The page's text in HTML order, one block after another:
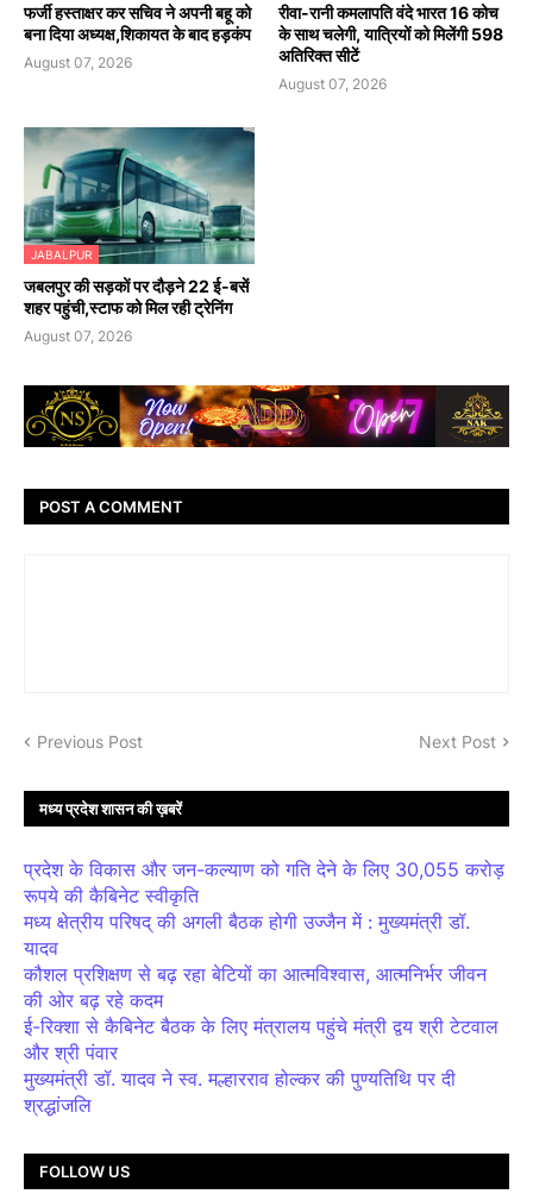
फर्जी हस्ताक्षर कर सचिव ने अपनी बहू को
बना दिया अध्यक्ष,शिकायत के बाद हड़कंप
August 07, 2026
रीवा-रानी कमलापति वंदे भारत 16 कोच
के साथ चलेगी, यात्रियों को मिलेंगी 598
अतिरिक्त सीटें
August 07, 2026
JABALPUR
जबलपुर की सड़कों पर दौड़ने 22 ई-बसें
शहर पहुंची,स्टाफ को मिल रही ट्रेनिंग
August 07, 2026
POST A COMMENT
Previous Post Next Post
मध्य प्रदेश शासन की ख़बरें
प्रदेश के विकास और जन-कल्याण को गति देने के लिए 30,055 करोड़
रूपये की कैबिनेट स्वीकृति
मध्य क्षेत्रीय परिषद् की अगली बैठक होगी उज्जैन में : मुख्यमंत्री डॉ.
यादव
कौशल प्रशिक्षण से बढ़ रहा बेटियों का आत्मविश्वास, आत्मनिर्भर जीवन
की ओर बढ़ रहे कदम
ई-रिक्शा से कैबिनेट बैठक के लिए मंत्रालय पहुंचे मंत्री द्वय श्री टेटवाल
और श्री पंवार
मुख्यमंत्री डॉ. यादव ने स्व. मल्हारराव होल्कर की पुण्यतिथि पर दी
श्रद्धांजलि
FOLLOW US